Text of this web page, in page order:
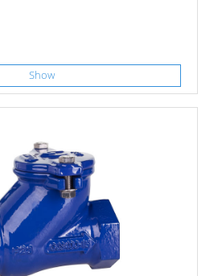
Show